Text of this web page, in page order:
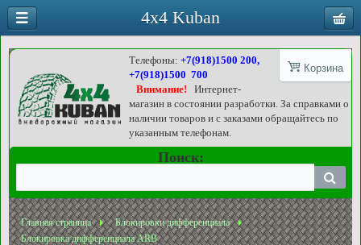
Корзина
Телефоны:+7(918)1500 200,
+7(918)1500 700
Внимание!
Интернет-
магазин в состоянии разработки. За справками о
наличии товаров и с заказами обращайтесь по
указанным телефонам.
Поиск:
Главная страница
Блокировки дифференциала
Блокировка дифференциала ARB
4x4 Kuban